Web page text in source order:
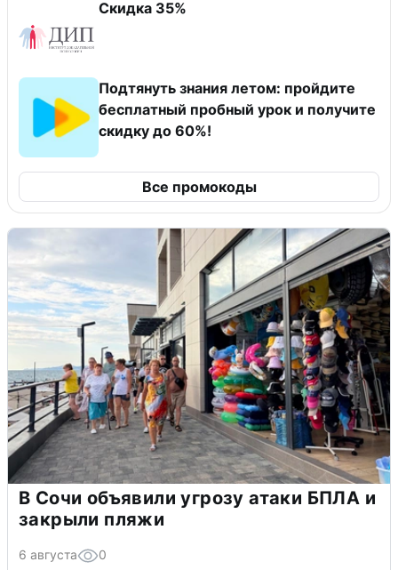
Скидка 35%
Подтянуть знания летом: пройдите
бесплатный пробный урок и получите
скидку до 60%!
Все промокоды
В Сочи объявили угрозу атаки БПЛА и
закрыли пляжи
6 августа 0